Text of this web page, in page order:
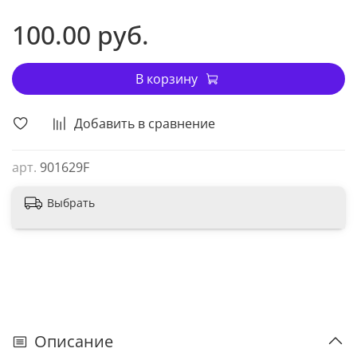
Добавить в сравнение
арт. 901629F
100.00 руб.
В корзину
Выбрать
Описание